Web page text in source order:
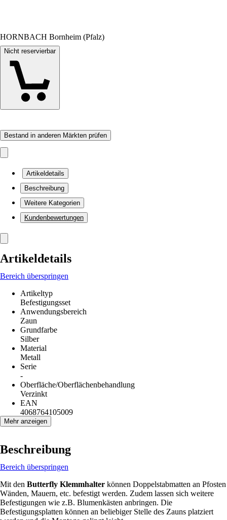
HORNBACH Bornheim (Pfalz)
Nicht reservierbar
Bestand in anderen Märkten prüfen
Artikeldetails
Beschreibung
Weitere Kategorien
Kundenbewertungen
Artikeldetails
Bereich überspringen
Artikeltyp
Befestigungsset
Anwendungsbereich
Zaun
Grundfarbe
Silber
Material
Metall
Serie
-
Oberfläche/Oberflächenbehandlung
Verzinkt
EAN
4068764105009
Mehr anzeigen
Beschreibung
Bereich überspringen
Mit den Butterfly Klemmhalter können Doppelstabmatten an Pfosten
Wänden, Mauern, etc. befestigt werden. Zudem lassen sich weitere
Befestigungen wie z.B. Blumenkästen anbringen. Die
Befestigungsplatten können an beliebiger Stelle des Zauns platziert